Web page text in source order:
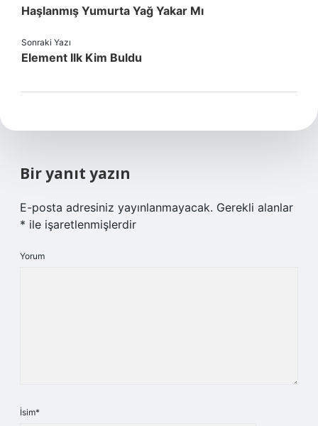
Haşlanmış Yumurta Yağ Yakar Mı
Sonraki Yazı
Element Ilk Kim Buldu
Bir yanıt yazın
E-posta adresiniz yayınlanmayacak. Gerekli alanlar
* ile işaretlenmişlerdir
Yorum
İsim*